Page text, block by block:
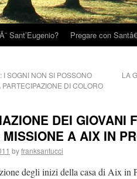
Sant’Eugenio? Pregare con
I SOGNI NON SI POSSONO
DI COLORO
LA
DEI GIOVANI
A AIX IN
byfranksantucci
degli inizi della casa di Aix in